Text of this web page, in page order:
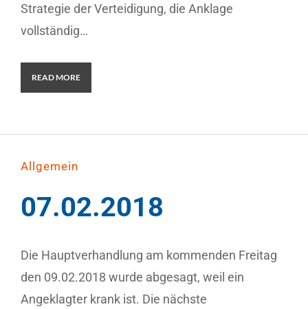
Strategie der Verteidigung, die Anklage
vollständig…
READ MORE
Allgemein
07.02.2018
Die Hauptverhandlung am kommenden Freitag
den 09.02.2018 wurde abgesagt, weil ein
Angeklagter krank ist. Die nächste